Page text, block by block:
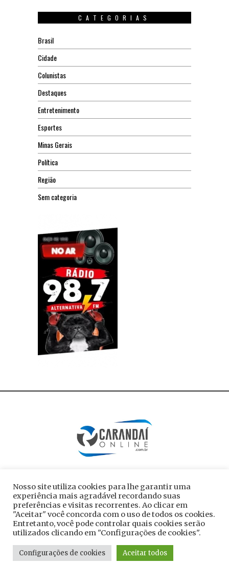
CATEGORIAS
Brasil
Cidade
Colunistas
Destaques
Entretenimento
Esportes
Minas Gerais
Política
Região
Sem categoria
Todos os direitos reservados ao site
carandaionline.com.br
Nosso site utiliza cookies para lhe garantir uma
experiência mais agradável recordando suas
preferências e visitas recorrentes. Ao clicar em
"Aceitar" você concorda com o uso de todos os cookies.
Entretanto, você pode controlar quais cookies serão
utilizados clicando em "Configurações de cookies".
Configurações de cookies Aceitar todos